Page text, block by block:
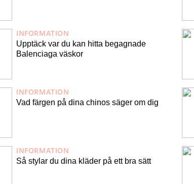
INFORMATION
Upptäck var du kan hitta begagnade
Balenciaga väskor
INFORMATION
Vad färgen på dina chinos säger om dig
INFORMATION
Så stylar du dina kläder på ett bra sätt